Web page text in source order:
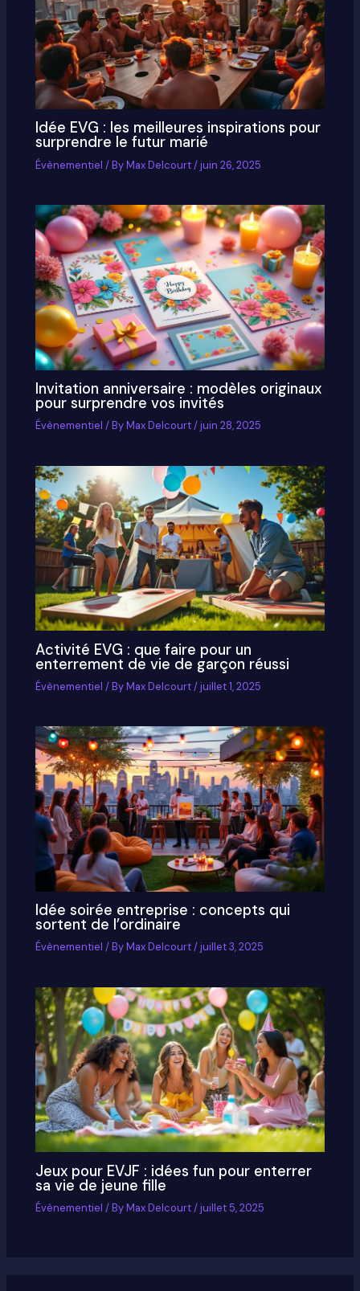
Idée EVG : les meilleures inspirations pour
surprendre le futur marié
Évènementiel / ByMax Delcourt/juin 26, 2025
Invitation anniversaire : modèles originaux
pour surprendre vos invités
Évènementiel / ByMax Delcourt/juin 28, 2025
Activité EVG : que faire pour un
enterrement de vie de garçon réussi
Évènementiel / ByMax Delcourt/juillet 1, 2025
Idée soirée entreprise : concepts qui
sortent de l’ordinaire
Évènementiel / ByMax Delcourt/juillet 3, 2025
Jeux pour EVJF : idées fun pour enterrer
sa vie de jeune fille
Évènementiel / ByMax Delcourt/juillet 5, 2025